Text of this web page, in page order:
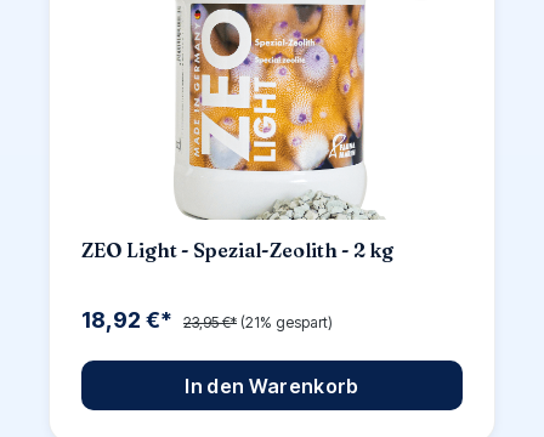
ZEO Light - Spezial-Zeolith - 2 kg
18,92 €* 23,95 €* (21% gespart)
In den Warenkorb